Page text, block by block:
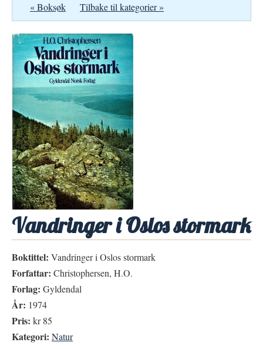
« Boksøk Tilbake til kategorier »
Vandringer i Oslos stormark
Boktittel: Vandringer i Oslos stormark
Forfattar: Christophersen, H.O.
Forlag: Gyldendal
År: 1974
Pris: kr 85
Kategori: Natur